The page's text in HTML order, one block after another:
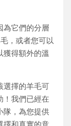
為它們的分層
，或者您可以
獲得額外的溫
選擇的羊毛可
！我們已經在
隊，為您提供